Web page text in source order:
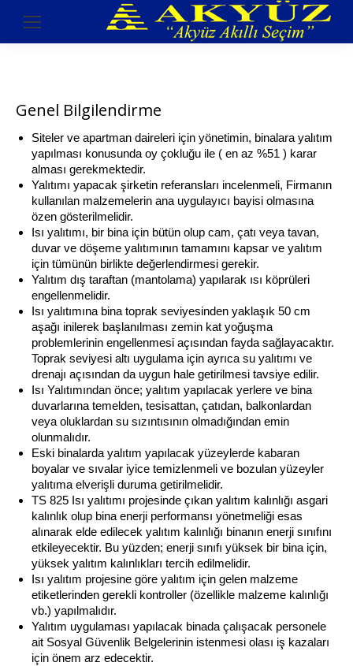
Genel Bilgilendirme
Siteler ve apartman daireleri için yönetimin, binalara yalıtım
yapılması konusunda oy çokluğu ile ( en az %51 ) karar
alması gerekmektedir.
Yalıtımı yapacak şirketin referansları incelenmeli, Firmanın
kullanılan malzemelerin ana uygulayıcı bayisi olmasına
özen gösterilmelidir.
Isı yalıtımı, bir bina için bütün olup cam, çatı veya tavan,
duvar ve döşeme yalıtımının tamamını kapsar ve yalıtım
için tümünün birlikte değerlendirmesi gerekir.
Yalıtım dış taraftan (mantolama) yapılarak ısı köprüleri
engellenmelidir.
Isı yalıtımına bina toprak seviyesinden yaklaşık 50 cm
aşağı inilerek başlanılması zemin kat yoğuşma
problemlerinin engellenmesi açısından fayda sağlayacaktır.
Toprak seviyesi altı uygulama için ayrıca su yalıtımı ve
drenajı açısından da uygun hale getirilmesi tavsiye edilir.
Isı Yalıtımından önce; yalıtım yapılacak yerlere ve bina
duvarlarına temelden, tesisattan, çatıdan, balkonlardan
veya oluklardan su sızıntısının olmadığından emin
olunmalıdır.
Eski binalarda yalıtım yapılacak yüzeylerde kabaran
boyalar ve sıvalar iyice temizlenmeli ve bozulan yüzeyler
yalıtıma elverişli duruma getirilmelidir.
TS 825 Isı yalıtımı projesinde çıkan yalıtım kalınlığı asgari
kalınlık olup bina enerji performansı yönetmeliği esas
alınarak elde edilecek yalıtım kalınlığı binanın enerji sınıfını
etkileyecektir. Bu yüzden; enerji sınıfı yüksek bir bina için,
yüksek yalıtım kalınlıkları tercih edilmelidir.
Isı yalıtım projesine göre yalıtım için gelen malzeme
etiketlerinden gerekli kontroller (özellikle malzeme kalınlığı
vb.) yapılmalıdır.
Yalıtım uygulaması yapılacak binada çalışacak personele
ait Sosyal Güvenlik Belgelerinin istenmesi olası iş kazaları
için önem arz edecektir.